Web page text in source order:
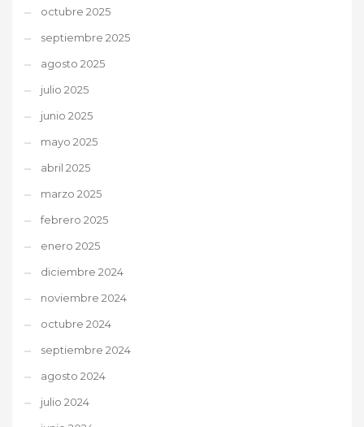
octubre 2025
septiembre 2025
agosto 2025
julio 2025
junio 2025
mayo 2025
abril 2025
marzo 2025
febrero 2025
enero 2025
diciembre 2024
noviembre 2024
octubre 2024
septiembre 2024
agosto 2024
julio 2024